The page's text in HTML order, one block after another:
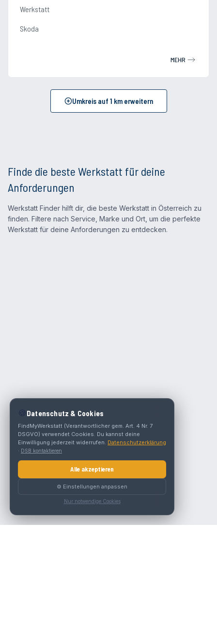
Werkstatt
Skoda
MEHR
Umkreis auf 1 km erweitern
Finde die beste Werkstatt für deine
Anforderungen
Werkstatt Finder hilft dir, die beste Werkstatt in Österreich zu
finden. Filtere nach Service, Marke und Ort, um die perfekte
Werkstatt für deine Anforderungen zu entdecken.
🍪 Datenschutz & Cookies
FindMyWerkstatt (Verantwortlicher gem. Art. 4 Nr. 7
DSGVO) verwendet Cookies. Du kannst deine
Einwilligung jederzeit widerrufen. Datenschutzerklärung
· DSB kontaktieren
Alle akzeptieren
⚙️ Einstellungen anpassen
Nur notwendige Cookies